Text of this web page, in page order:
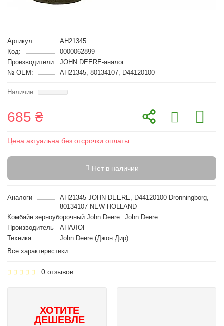
Артикул:
AH21345
Код:
0000062899
Производители
JOHN DEERE-аналог
№ OEM:
AH21345, 80134107, D44120100
685 ₴
Цена актуальна без отсрочки оплаты
Нет в наличии
Аналоги
AH21345 JOHN DEERE, D44120100 Dronningborg,
80134107 NEW HOLLAND
Комбайн зерноуборочный John Deere
John Deere
Производитель
АНАЛОГ
Техника
John Deere (Джон Дир)
Все характеристики
0 отзывов
ХОТИТЕ
ДЕШЕВЛЕ